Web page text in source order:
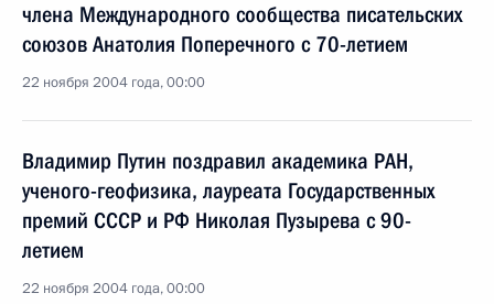
члена Международного сообщества писательских
союзов Анатолия Поперечного с 70-летием
22 ноября 2004 года, 00:00
Владимир Путин поздравил академика РАН,
ученого-геофизика, лауреата Государственных
премий СССР и РФ Николая Пузырева с 90-
летием
22 ноября 2004 года, 00:00